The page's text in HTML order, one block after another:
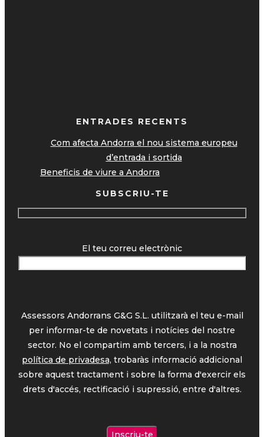
ENTRADES RECENTS
Com afecta Andorra el nou sistema europeu
d’entrada i sortida
Beneficis de viure a Andorra
SUBSCRIU-TE
El teu correu electrònic
Assessors Andorrans G&G S.L. utilitzarà el teu e-mail
per informar-te de novetats i notícies del nostre
sector. No el compartim amb tercers, i a la nostra
política de privadesa, trobaràs informació addicional
sobre aquest tractament i sobre la forma d'exercir els
drets d'accés, rectificació i supressió, entre d'altres.